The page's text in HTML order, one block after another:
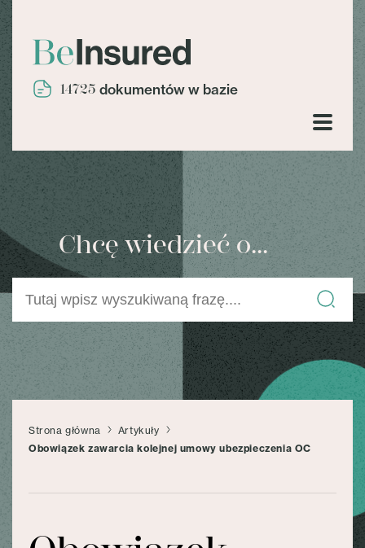
14725 dokumentów w bazie
Chcę wiedzieć o...
Strona główna
Artykuły
Obowiązek zawarcia kolejnej umowy ubezpieczenia OC